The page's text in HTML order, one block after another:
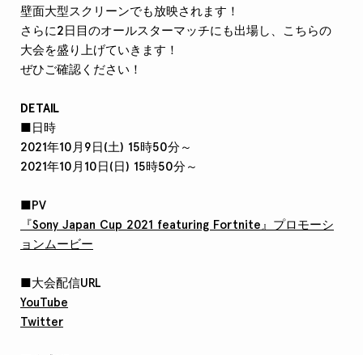
壁面大型スクリーンでも放映されます！
さらに2日目のオールスターマッチにも出場し、こちらの
大会を盛り上げていきます！
ぜひご確認ください！
DETAIL
■日時
2021年10月9日(土) 15時50分～
2021年10月10日(日) 15時50分～
■PV
『Sony Japan Cup 2021 featuring Fortnite』プロモーシ
ョンムービー
■大会配信URL
YouTube
Twitter